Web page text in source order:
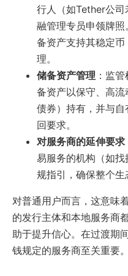
行人（如Tether公
融管理专员申领牌
备资产支持其稳定
理。
储备资产管理 ：监
备资产以保守、高
债券）持有，并与
回要求。
对服务商的延伸要求
易服务的机构（如
规指引，确保整个生
对普通用户而言，这意味
的发行主体和本地服务商
助于提升信心。在过渡期
钱规定的服务商至关重要。